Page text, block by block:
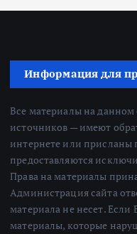
Информация для
Все материалы на данном
источников — имеют
интернете или присланы
предоставляются
Права на материалы
Администрация сайта
материала не несет.
материалы, которые